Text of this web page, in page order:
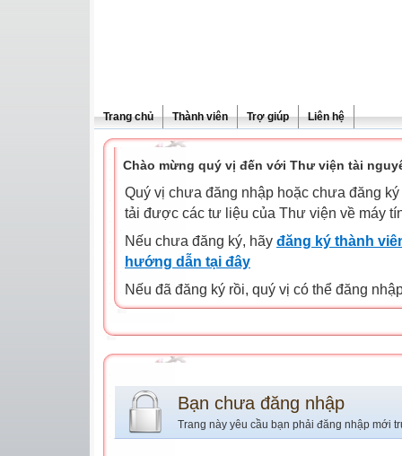
Trang chủ Thành viên Trợ giúp Liên hệ
Chào mừng quý vị đến với Thư viện tài
Quý vị chưa đăng nhập hoặc chưa đăng
tải được các tư liệu của Thư viện về máy
Nếu chưa đăng ký, hãy đăng ký thành
hướng dẫn tại đây
Nếu đã đăng ký rồi, quý vị có thể đăng
Bạn chưa đăng nhập
Trang này yêu cầu bạn phải đăng nhập mới